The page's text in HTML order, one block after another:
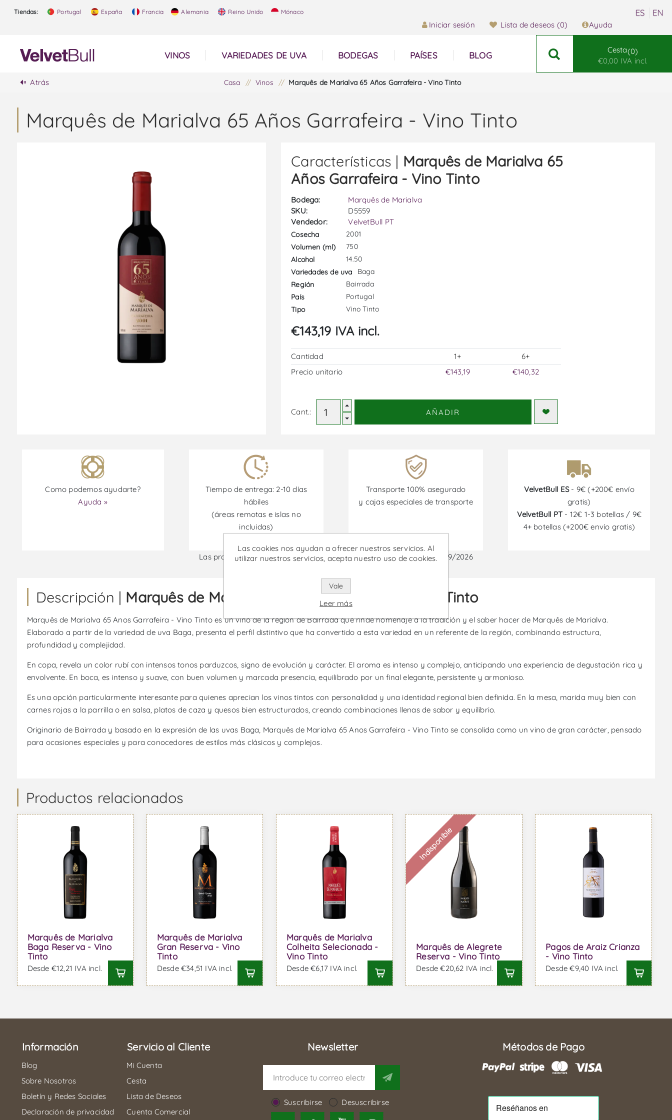
Tiendas: Portugal España Francia Alemania Reino Unido Mónaco
Iniciar sesión Lista de deseos (0) Ayuda
VINOS VARIEDADES DE UVA BODEGAS PAÍSES BLOG
Cesta 0
€0,00 IVA incl.
Atrás Casa / Vinos / Marquês de Marialva 65 Años Garrafeira - Vino Tinto
Marquês de Marialva 65 Años Garrafeira - Vino Tinto
Características | Marquês de Marialva 65
Años Garrafeira - Vino Tinto
Bodega:
Marquês de Marialva
SKU:
D5559
Vendedor:
VelvetBull PT
Cosecha
2001
Volumen (ml)
750
Alcohol
14.50
Variedades de uva
Baga
Región
Bairrada
País
Portugal
Tipo
Vino Tinto
€143,19 IVA incl.
Cantidad 1+
6+
Precio unitario
€143,19 €140,32
Cant.: AÑADIR
Como podemos ayudarte?
Ayuda »
Tiempo de entrega: 2-10 días
hábiles
(áreas remotas e islas no
incluidas)
Transporte 100% asegurado
y cajas especiales de transporte
VelvetBull ES- 9€ (+200€ envío
gratis)
VelvetBull PT - 12€ 1-3 botellas / 9€
4+ botellas (+200€ envío gratis)
Las promociones están disponibles desde el 30/06/2026 hasta el 30/09/2026
Descripción | Marquês de Marialva 65 Años Garrafeira - Vino Tinto
Marquês de Marialva 65 Anos Garrafeira - Vino Tinto es un vino de la región de Bairrada que rinde homenaje a la tradición y el saber hacer de Marquês de Marialva.
Elaborado a partir de la variedad de uva Baga, presenta el perfil distintivo que ha convertido a esta variedad en un referente de la región, combinando estructura,
profundidad y complejidad.
En copa, revela un color rubí con intensos tonos parduzcos, signo de evolución y carácter. El aroma es intenso y complejo, anticipando una experiencia de degustación rica y
envolvente. En boca, es intenso y suave, con buen volumen y marcada presencia, equilibrado por un final elegante, persistente y armonioso.
Es una opción particularmente interesante para quienes aprecian los vinos tintos con personalidad y una identidad regional bien definida. En la mesa, marida muy bien con
carnes rojas a la parrilla o en salsa, platos de caza y quesos bien estructurados, creando combinaciones llenas de sabor y equilibrio.
Originario de Bairrada y basado en la expresión de las uvas Baga, Marquês de Marialva 65 Anos Garrafeira - Vino Tinto se consolida como un vino de gran carácter, pensado
para ocasiones especiales y para conocedores de estilos más clásicos y complejos.
Productos relacionados
Marquês de Marialva
Baga Reserva - Vino
Tinto
Desde €12,21 IVA incl.
Marquês de Marialva
Gran Reserva - Vino
Tinto
Desde €34,51 IVA incl.
Marquês de Marialva
Colheita Selecionada -
Vino Tinto
Desde €6,17 IVA incl.
Indisponible
Marquês de Alegrete
Reserva - Vino Tinto
Desde €20,62 IVA incl.
Pagos de Araiz Crianza
- Vino Tinto
Desde €9,40 IVA incl.
Información
Blog
Sobre Nosotros
Boletín y Redes Sociales
Declaración de privacidad
Servicio al Cliente
Mi Cuenta
Cesta
Lista de Deseos
Cuenta Comercial
Newsletter
Suscribirse Desuscribirse
Métodos de Pago
Las cookies nos ayudan a ofrecer nuestros servicios. Al
utilizar nuestros servicios, acepta nuestro uso de cookies.
Vale
Leer más